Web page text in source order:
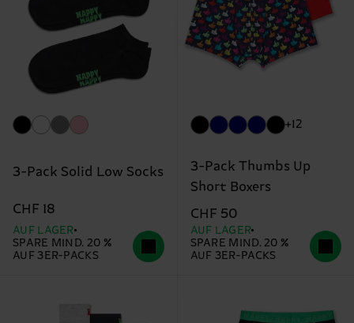
3-Pack Solid Low Socks
CHF 18
AUF LAGER
SPARE MIND. 20 %
AUF 3ER-PACKS
+12
3-Pack Thumbs Up
Short Boxers
CHF 50
AUF LAGER
SPARE MIND. 20 %
AUF 3ER-PACKS